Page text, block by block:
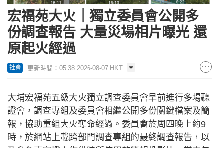
宏福苑大火｜獨立委員會公開多
份調查報告 大量災場相片曝光 還
原起火經過
社會 更新時間：05:38 2026-08-07 HKT
大埔宏福苑五級大火獨立調查委員會早前進行多場聽
證會，調查專組及委員會相繼公開多份關鍵檔案及簡
報，協助重組大火奪命經過。委員會於周四晚上約9
時，於網站上載跨部門調查專組的最終調查報告，以